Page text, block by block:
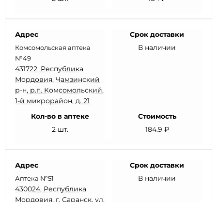
Адрес
Комсомольская аптека
№49
431722, Республика
Мордовия, Чамзинский
р-н, р.п. Комсомольский,
1-й микрорайон, д. 21
Срок доставки
В наличии
Кол-во в аптеке
2 шт.
Стоимость
184.9 ₽
Адрес
Аптека №51
430024, Республика
Мордовия, г. Саранск, ул.
Срок доставки
В наличии